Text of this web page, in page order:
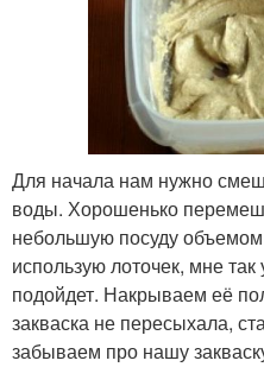
Для начала нам нужно
воды. Хорошенько
небольшую посуду объемом
использую лоточек, мне
подойдет. Накрываем её
закваска не пересыхала,
забываем про нашу